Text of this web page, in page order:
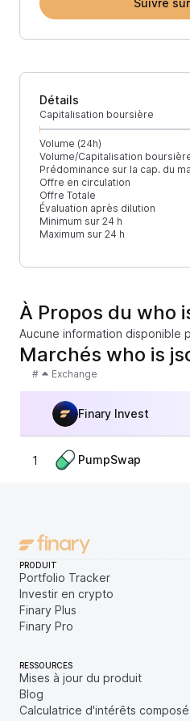
Suivre
Détails
Capitalisation boursière
Volume (24h)
Volume/Capitalisation
Prédominance sur la cap. du
Offre en circulation
Offre Totale
Évaluation après dilution
Minimum sur 24 h
Maximum sur 24 h
À Propos du who
Aucune information disponible
Marchés who is
# Exchange
Finary Invest
1 PumpSwap
PRODUIT
Portfolio Tracker
Investir en crypto
Finary Plus
Finary Pro
RESSOURCES
Mises à jour du produit
Blog
Calculatrice d'intérêts